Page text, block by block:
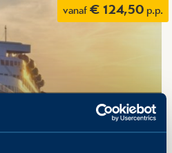
vanaf € 124,50 p.p.